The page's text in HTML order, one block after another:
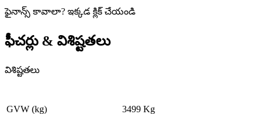
ఫైనాన్స్ కావాలా? ఇక్కడ క్లిక్ చేయండి
ఫీచర్లు & విశిష్టతలు
విశిష్టతలు
GVW (kg)
3499 Kg